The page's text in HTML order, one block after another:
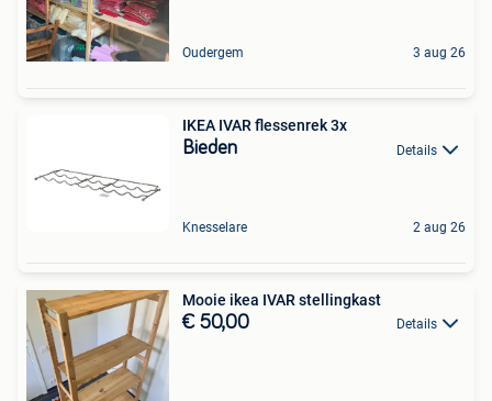
Oudergem 3 aug 26
IKEA IVAR flessenrek 3x
Bieden Details
Knesselare 2 aug 26
Mooie ikea IVAR stellingkast
€ 50,00 Details